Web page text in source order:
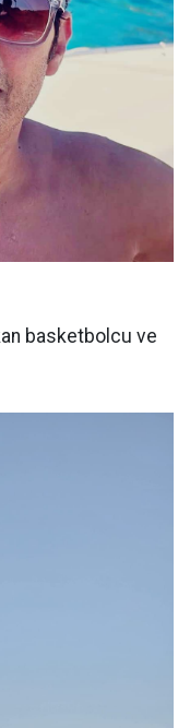
basketbolcu ve